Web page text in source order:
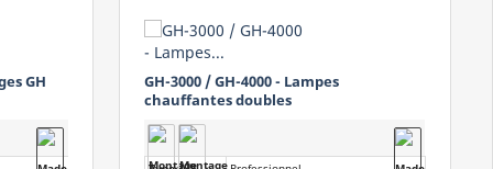
GH 1500 / GH 2000 - Lampes
chauffantes professionnelles à ondes